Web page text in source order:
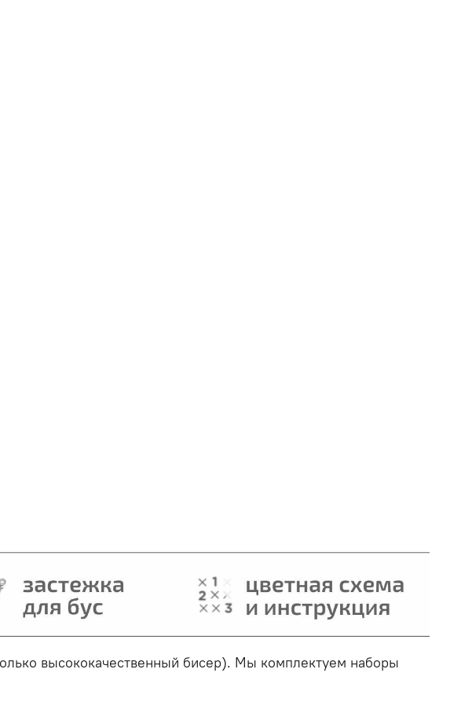
высококачественный бисер). Мы комплектуем наборы